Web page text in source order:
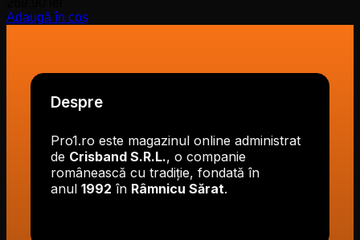
Adaugă în coș
Despre
Pro1.ro este magazinul online administrat
de Crisband S.R.L., o companie
românească cu tradiție, fondată în
anul 1992 în Râmnicu Sărat.